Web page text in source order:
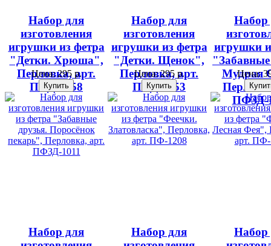
Набор для
изготовления
игрушки из фетра
"Детки. Хрюша",
Перловка, арт.
ПФД-1058
Цена:295 р.
Набор для
изготовления
игрушки из фетра
"Детки. Щенок",
Перловка, арт.
ПФД-1053
Цена:295 р.
Набор
игрушки
"Забавные
Мудрая
ПФЗД-
Цена:
Набор для
Набор для
Набор